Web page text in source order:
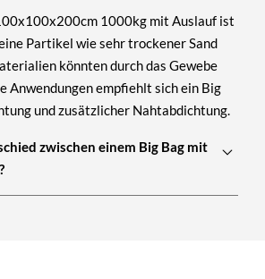
1000kg mit Auslauf ist
Partikel wie sehr trockener Sand
könnten durch das Gewebe
Anwendungen empfiehlt sich ein Big
und zusätzlicher Nahtabdichtung.
zwischen einem Big Bag mit